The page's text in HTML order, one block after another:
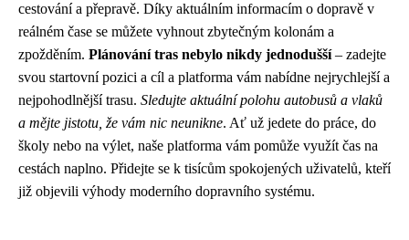
cestování a přepravě. Díky aktuálním informacím o dopravě v
reálném čase se můžete vyhnout zbytečným kolonám a
zpožděním. Plánování tras nebylo nikdy jednodušší– zadejte
svou startovní pozici a cíl a platforma vám nabídne nejrychlejší a
nejpohodlnější trasu. Sledujte aktuální polohu autobusů a vlaků
a mějte jistotu, že vám nic neunikne. Ať už jedete do práce, do
školy nebo na výlet, naše platforma vám pomůže využít čas na
cestách naplno. Přidejte se k tisícům spokojených uživatelů, kteří
již objevili výhody moderního dopravního systému.